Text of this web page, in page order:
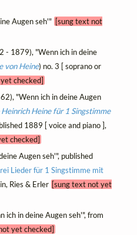
Augen seh'" [sung text not
- 1879), "Wenn ich in deine
von Heine) no. 3 [ soprano or
checked]
"Wenn ich in deine Augen
Heine für 1 Singstimme
1889 [ voice and piano ],
checked]
Augen seh'", published
Lieder für 1 Singstimme mit
Ries & Erler [sung text not yet
ich in deine Augen seh'", from
yet checked]